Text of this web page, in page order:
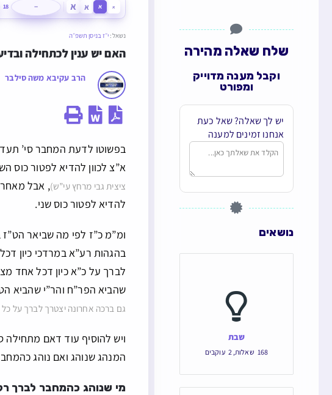
א א א א −
18
נשאל: י״ז בניסן תשפ״ה
האם יש ענין לכתחילה
הרב עקיבא משה סילבר
בפשוטו לדעת המחבר סי’ תעד
א”צ לכוון להדיא לפטור כוס
ציצית גבי מרחץ עי”ש), אבל מאחר
להדיא לפטור כוס שני.
ומ”מ כ”ז לפי מה שביאר
בהגהות רע”א במרדכי כיון
לברך על כ”א כיון דכל אחד
שהביא הפר”ח והר”י שהביא
גם ברכה אחרונה יצטרך לברך על כל
ויש להוסיף עוד דאם
המנהג שנוהג ואם נוהג
מי שנוהג כהמחבר לברך
שלח שאלה מהירה
וקבל מענה מדוייק
ומפורט
יש לך שאלה? שאל כעת
אנחנו זמינים למענה
נושאים
שבת
168 שאלות,
2 עוקבים